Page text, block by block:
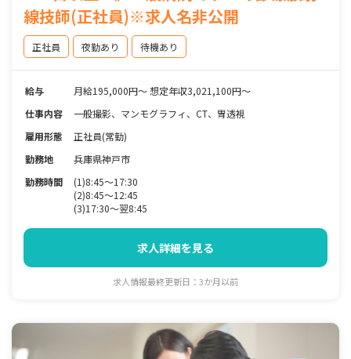
線技師(正社員)※求人名非公開
正社員 夜勤あり 待機あり
給与
月給195,000円～ 想定年収3,021,100円～
仕事内容
一般撮影、マンモグラフィ、CT、胃透視
雇用形態
正社員(常勤)
勤務地
兵庫県神戸市
勤務時間
(1)8:45～17:30
(2)8:45～12:45
(3)17:30～翌8:45
求人詳細を見る
求人情報最終更新日：3か月以前